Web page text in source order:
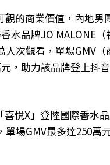
觀的商業價值，內地男
水品牌JO MALONE（
人次觀看，單場GMV（
，助力該品牌登上抖